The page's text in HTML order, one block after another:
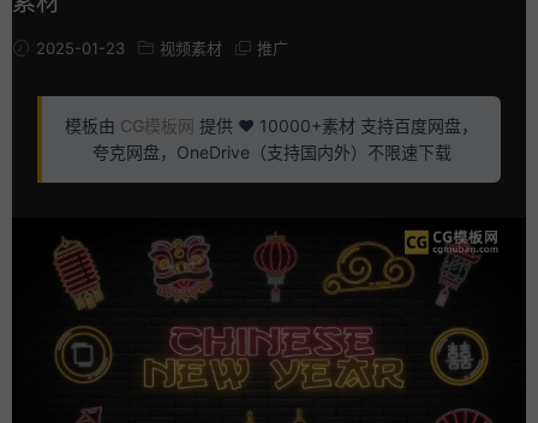
2025-01-23 视频素材 推广
模板由 CG模板网 提供 ❤️ 10000+素材 支持百度网盘，
夸克网盘，OneDrive（支持国内外）不限速下载